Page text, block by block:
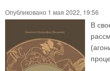
Опубликовано 1 мая 2022, 19:56
В